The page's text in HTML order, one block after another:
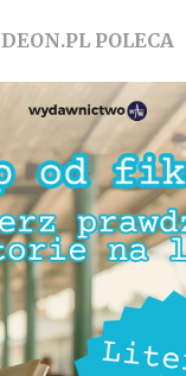
DEON.PL POLECA